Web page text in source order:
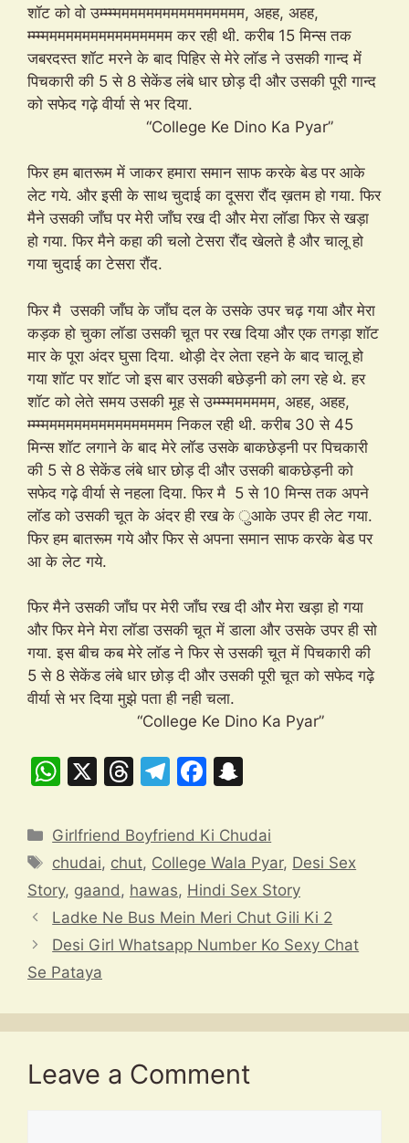
शॉट को वो उम्म्म्मममममममममममममममम, अहह, अहह,
म्‍म्म्मममममममममममममममम कर रही थी. करीब 15 मिन्स तक
जबरदस्त शॉट मरने के बाद पिहिर से मेरे लॉड ने उसकी गान्द में
पिचकारी की 5 से 8 सेकेंड लंबे धार छोड़ दी और उसकी पूरी गान्द
को सफेद गढ़े वीर्या से भर दिया.
“College Ke Dino Ka Pyar”
फिर हम बातरूम में जाकर हमारा समान साफ करके बेड पर आके
लेट गये. और इसी के साथ चुदाई का दूसरा रौंद ख़तम हो गया. फिर
मैने उसकी जाँघ पर मेरी जाँघ रख दी और मेरा लॉडा फिर से खड़ा
हो गया. फिर मैने कहा की चलो टेसरा रौंद खेलते है और चालू हो
गया चुदाई का टेसरा रौंद.
फिर मै उसकी जाँघ के जाँघ दल के उसके उपर चढ़ गया और मेरा
कड़क हो चुका लॉडा उसकी चूत पर रख दिया और एक तगड़ा शॉट
मार के पूरा अंदर घुसा दिया. थोड़ी देर लेता रहने के बाद चालू हो
गया शॉट पर शॉट जो इस बार उसकी बछेड़नी को लग रहे थे. हर
शॉट को लेते समय उसकी मूह से उम्म्म्मममममम, अहह, अहह,
म्‍म्म्मममममममममममममममम निकल रही थी. करीब 30 से 45
मिन्स शॉट लगाने के बाद मेरे लॉड उसके बाकछेड़नी पर पिचकारी
की 5 से 8 सेकेंड लंबे धार छोड़ दी और उसकी बाकछेड़नी को
सफेद गढ़े वीर्या से नहला दिया. फिर मै 5 से 10 मिन्स तक अपने
लॉड को उसकी चूत के अंदर ही रख के ुआके उपर ही लेट गया.
फिर हम बातरूम गये और फिर से अपना समान साफ करके बेड पर
आ के लेट गये.
फिर मैने उसकी जाँघ पर मेरी जाँघ रख दी और मेरा खड़ा हो गया
और फिर मेने मेरा लॉडा उसकी चूत में डाला और उसके उपर ही सो
गया. इस बीच कब मेरे लॉड ने फिर से उसकी चूत में पिचकारी की
5 से 8 सेकेंड लंबे धार छोड़ दी और उसकी पूरी चूत को सफेद गढ़े
वीर्या से भर दिया मुझे पता ही नही चला.
“College Ke Dino Ka Pyar”
W
at
s
A
p
p
X
T
e
a
d
s
T
e
gr
a
m
F
c
e
b
o
o
a
p
c
h
at
Categories
Girlfriend Boyfriend Ki Chudai
Tags
chudai, chut, College Wala Pyar, Desi Sex
Story, gaand , hawas, Hindi Sex Story
Ladke Ne Bus Mein Meri Chut Gili Ki 2
Desi Girl Whatsapp Number Ko Sexy Chat
Se Pataya
Leave a Comment